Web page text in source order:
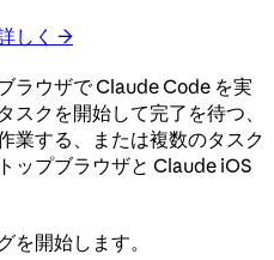
しく →
ラウザで Claude Code を実
クを開始して完了を待つ、
業する、または複数のタスク
ップブラウザと Claude iOS
を開始します。